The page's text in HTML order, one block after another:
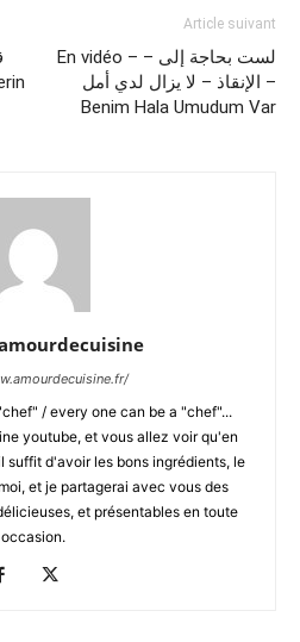
Article suivant
En vidéo – لست بحاجة إلى –
الإنقاذ – لا يزال لدي أمل –
Benim Hala Umudum Var
/ every one can be a "chef"...
youtube, et vous allez voir qu'en
suffit d'avoir les bons ingrédients, le
et je partagerai avec vous des
et présentables en toute
occasion.